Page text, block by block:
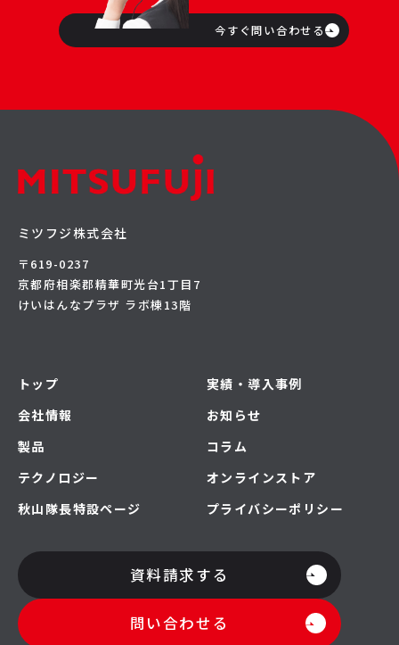
今すぐ問い合わせる
ミツフジ株式会社
〒619-0237
京都府相楽郡精華町光台1丁目7
けいはんなプラザ ラボ棟13階
トップ
会社情報
製品
テクノロジー
秋山隊長特設ページ
実績・導入事例
お知らせ
コラム
オンラインストア
プライバシーポリシー
資料請求する
問い合わせる